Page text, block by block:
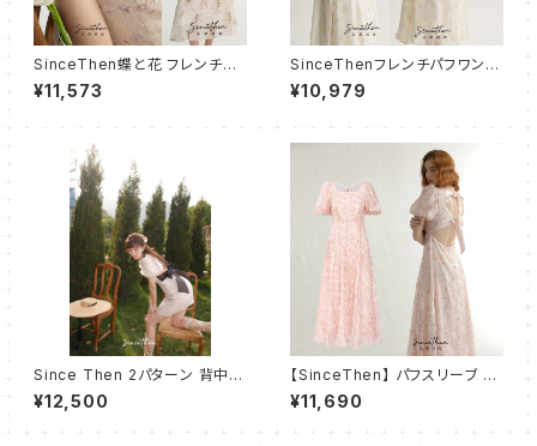
SinceThen蝶と花 フレンチワ
ンピース ドレス ロング
¥11,573
SinceThenフレンチパフワンピ
ース フレア ロング
¥10,979
Since Then 2パターン 背中見
せ リボン ミニ ドレス ワンピー
ス
¥12,500
【SinceThen】 パフスリーブ キ
ュート エンパイアワンピース
¥11,690